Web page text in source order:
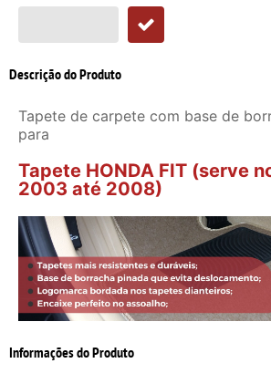
Descrição do Produto
Tapete de carpete com base de
para
Tapete HONDA FIT (serve
2003 até 2008)
Informações do Produto